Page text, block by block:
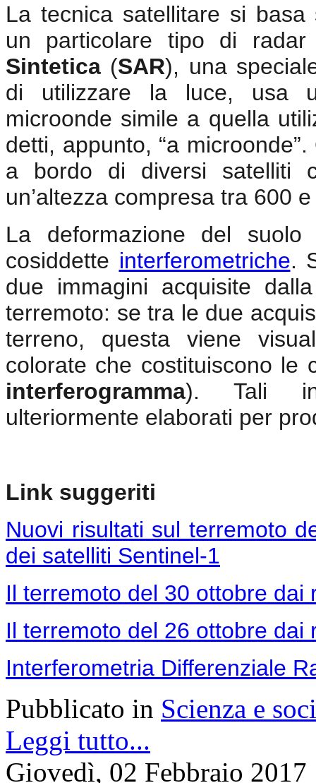
La tecnica satellitare si basa
un particolare tipo di
Sintetica (SAR), una
di utilizzare la luce, usa
microonde simile a quella
detti, appunto, “a
a bordo di diversi satelliti
un’altezza compresa tra 600
La deformazione del suolo
cosiddette interferometriche.
due immagini acquisite
terremoto: se tra le due
terreno, questa viene
colorate che costituiscono le
interferogramma). Tali
ulteriormente elaborati per
Link suggeriti
Nuovi risultati sul terremoto
dei satelliti Sentinel-1
Il terremoto del 30 ottobre dai
Il terremoto del 26 ottobre dai
Interferometria Differenziale
Pubblicato in Scienza e
Leggi tutto...
Giovedì, 02 Febbraio 2017